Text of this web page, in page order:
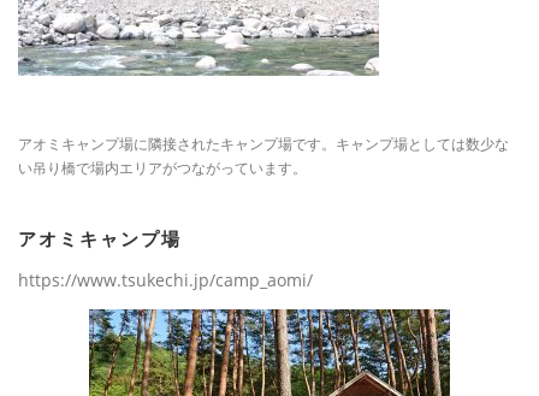
アオミキャンプ場に隣接されたキャンプ場です。キャンプ場としては数少な
い吊り橋で場内エリアがつながっています。
アオミキャンプ場
https://www.tsukechi.jp/camp_aomi/